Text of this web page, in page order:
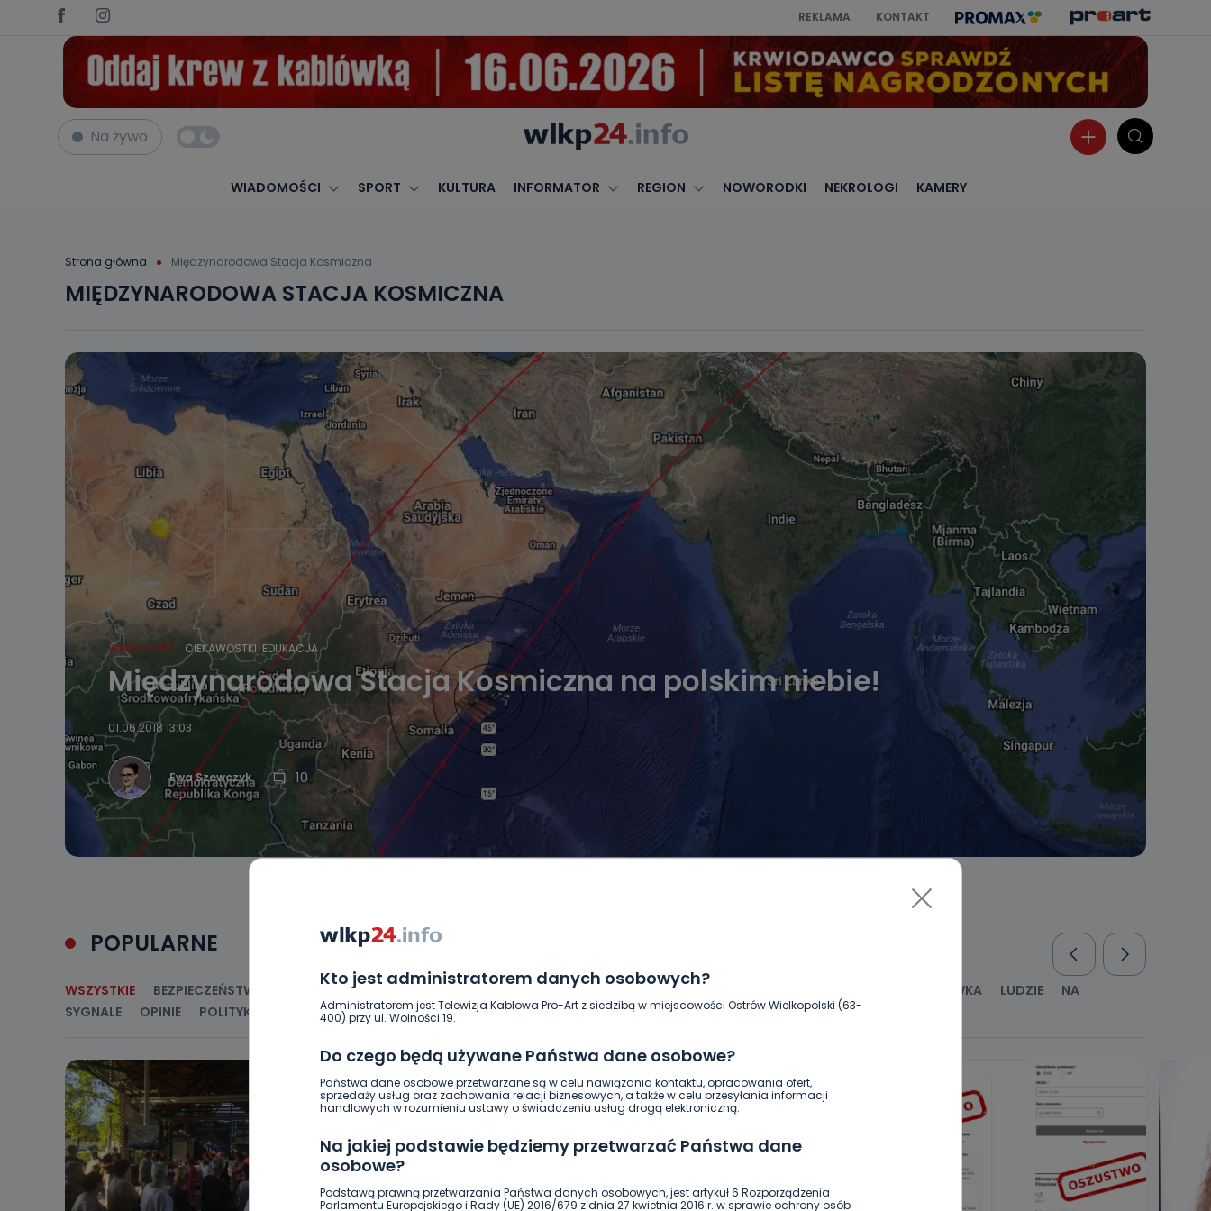
REKLAMA KONTAKT
Na żywo
WIADOMOŚCI SPORT KULTURA INFORMATOR REGION NOWORODKI NEKROLOGI KAMERY
Strona główna Międzynarodowa Stacja Kosmiczna
Kto jest administratorem danych osobowych?
Administratorem jest Telewizja Kablowa Pro-Art z siedzibą w miejscowości Ostrów Wielkopolski (63-
400) przy ul. Wolności 19.
Do czego będą używane Państwa dane osobowe?
Państwa dane osobowe przetwarzane są w celu nawiązania kontaktu, opracowania ofert,
sprzedaży usług oraz zachowania relacji biznesowych, a także w celu przesyłania informacji
handlowych w rozumieniu ustawy o świadczeniu usług drogą elektroniczną.
Na jakiej podstawie będziemy przetwarzać Państwa dane
osobowe?
Podstawą prawną przetwarzania Państwa danych osobowych, jest artykuł 6 Rozporządzenia
Parlamentu Europejskiego i Rady (UE) 2016/679 z dnia 27 kwietnia 2016 r. w sprawie ochrony osób
MIĘDZYNARODOWA STACJA KOSMICZNA
WIADOMOŚCI CIEKAWOSTKI EDUKACJA
Międzynarodowa Stacja Kosmiczna na polskim niebie!
01.06.2018 13:03
Ewa Szewczyk 10
POPULARNE
WSZYSTKIE BEZPIECZEŃSTWO CIEKAWOSTKI GOSPODARKA I FINANSE HISTORIA KULTURA I ROZRYWKA LUDZIE
NA
SYGNALE
OPINIE POLITYKA RELIGIA SAMORZĄD ŚRODOWISKO WASZE INFO WSZYSTKICH ŚWIĘTYCH WYWIADY